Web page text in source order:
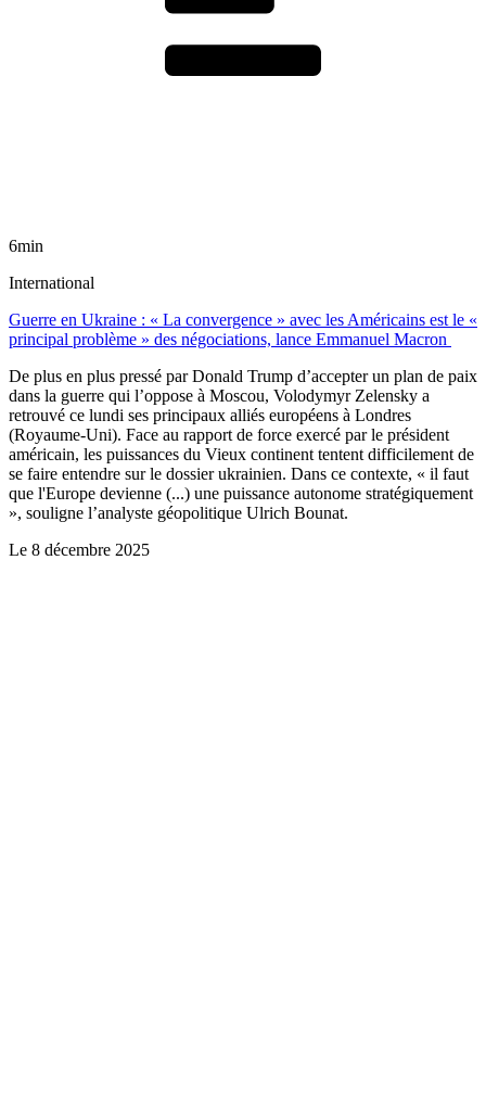
6min
International
Guerre en Ukraine : « La convergence » avec les Américains est le «
principal problème » des négociations, lance Emmanuel Macron
De plus en plus pressé par Donald Trump d’accepter un plan de paix
dans la guerre qui l’oppose à Moscou, Volodymyr Zelensky a
retrouvé ce lundi ses principaux alliés européens à Londres
(Royaume-Uni). Face au rapport de force exercé par le président
américain, les puissances du Vieux continent tentent difficilement de
se faire entendre sur le dossier ukrainien. Dans ce contexte, « il faut
que l'Europe devienne (...) une puissance autonome stratégiquement
», souligne l’analyste géopolitique Ulrich Bounat.
Le 8 décembre 2025